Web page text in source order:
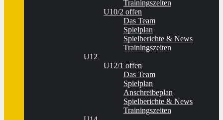
Trainingszeiten
U10/2 offen
Das Team
Spielplan
Spielberichte & News
Trainingszeiten
U12
U12/1 offen
Das Team
Spielplan
Anschreibeplan
Spielberichte & News
Trainingszeiten